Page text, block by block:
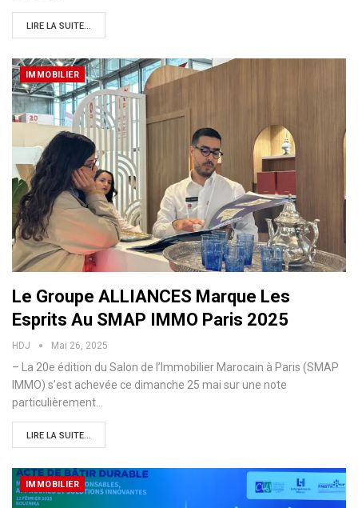
LIRE LA SUITE...
IMMOBILIER
Le Groupe ALLIANCES Marque Les
Esprits Au SMAP IMMO Paris 2025
HDJ Mai 26, 2025
– La 20e édition du Salon de l’Immobilier Marocain à Paris (SMAP
IMMO) s’est achevée ce dimanche 25 mai sur une note
particulièrement…
LIRE LA SUITE...
IMMOBILIER